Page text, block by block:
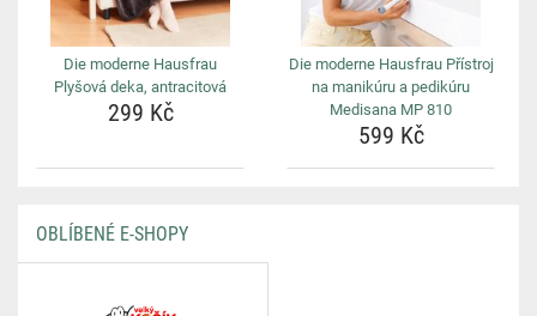
Die moderne Hausfrau
Plyšová deka, antracitová
299 Kč
Die moderne Hausfrau Přístroj
na manikúru a pedikúru
Medisana MP 810
599 Kč
OBLÍBENÉ E-SHOPY